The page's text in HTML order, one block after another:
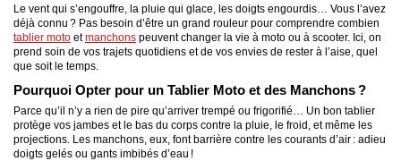
Le vent qui s’engouffre, la pluie qui glace, les doigts engourdis… Vous l’avez
déjà connu ? Pas besoin d’être un grand rouleur pour comprendre combien
tablier moto etmanchons peuvent changer la vie à moto ou à scooter. Ici, on
prend soin de vos trajets quotidiens et de vos envies de rester à l’aise, quel
que soit le temps.
Pourquoi Opter pour un Tablier Moto et des Manchons ?
Parce qu’il n’y a rien de pire qu’arriver trempé ou frigorifié… Un bon tablier
protège vos jambes et le bas du corps contre la pluie, le froid, et même les
projections. Les manchons, eux, font barrière contre les courants d’air : adieu
doigts gelés ou gants imbibés d’eau !